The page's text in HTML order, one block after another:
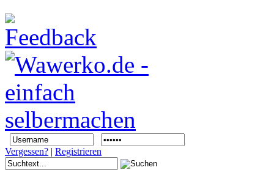
Vergessen? | Registrieren